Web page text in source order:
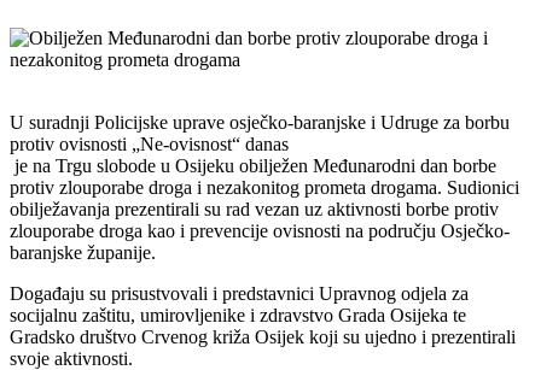
U suradnji Policijske uprave osječko-baranjske i Udruge za borbu
protiv ovisnosti „Ne-ovisnost“ danas
je na Trgu slobode u Osijeku obilježen Međunarodni dan borbe
protiv zlouporabe droga i nezakonitog prometa drogama. Sudionici
obilježavanja prezentirali su rad vezan uz aktivnosti borbe protiv
zlouporabe droga kao i prevencije ovisnosti na području Osječko-
baranjske županije.
Događaju su prisustvovali i predstavnici Upravnog odjela za
socijalnu zaštitu, umirovljenike i zdravstvo Grada Osijeka te
Gradsko društvo Crvenog križa Osijek koji su ujedno i prezentirali
svoje aktivnosti.